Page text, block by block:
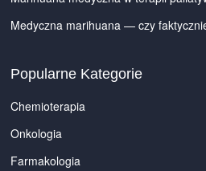
Medyczna marihuana — czy
Popularne Kategorie
Chemioterapia
Onkologia
Farmakologia